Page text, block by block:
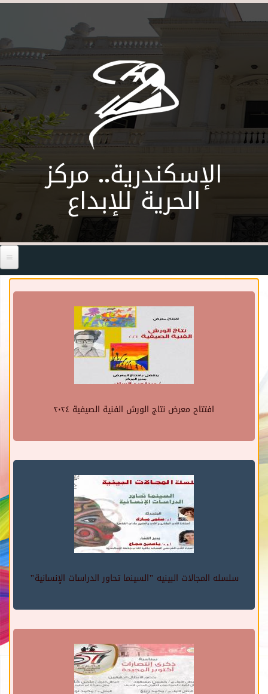
Skip to main content
الإسكندرية.. مركز
الحرية للإبداع
افتتاح معرض نتاج الورش الفنية الصيفية ٢٠٢٤
سلسله المجالات البينيه "السينما تحاور الدراسات الإنسانية"